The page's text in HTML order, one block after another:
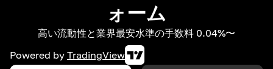
ォーム
高い流動性と業界最安水準の手数料 0.04%〜
Powered by TradingView